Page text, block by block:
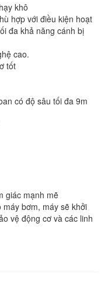
khô
hợp với điều kiện hoạt
đa khả năng cánh bị
cao.
tốt
có độ sâu tối đa 9m
giác mạnh mẽ
máy bơm, máy sẽ khởi
vệ động cơ và các linh